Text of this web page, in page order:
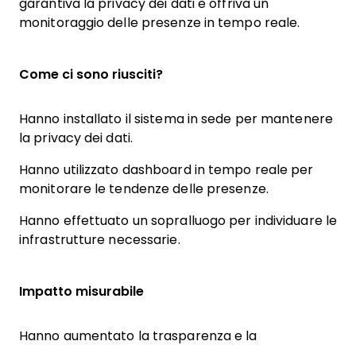
garantiva la privacy dei dati e offriva un
monitoraggio delle presenze in tempo reale.
Come ci sono riusciti?
Hanno installato il sistema in sede per mantenere
la privacy dei dati.
Hanno utilizzato dashboard in tempo reale per
monitorare le tendenze delle presenze.
Hanno effettuato un sopralluogo per individuare le
infrastrutture necessarie.
Impatto misurabile
Hanno aumentato la trasparenza e la